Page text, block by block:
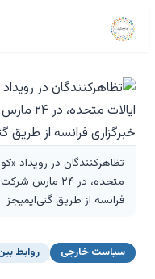
تظاهرکنندگان در رویداد
متحده، در ۲۴
فرانسه از طریق گتی‌ایمیجز
سیاست خارجی روابط